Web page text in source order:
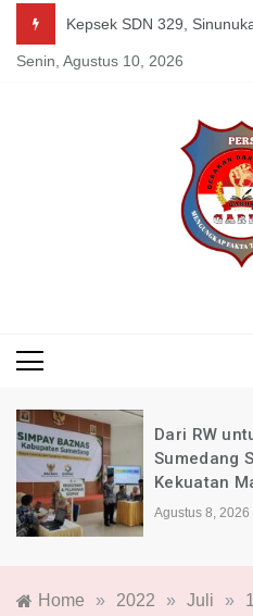
content
Tetap Berkarya dan
Kepsek SDN 329,
Senin, Agustus 10, 2026
Dari RW
Sumedang
Kekuatan
Agustus 8, 2026
Home » 2022 » Juli »